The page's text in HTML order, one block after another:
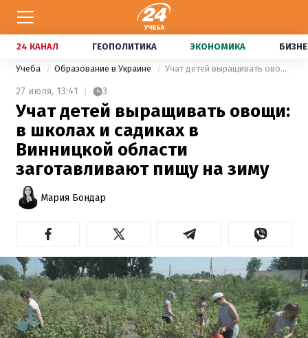
24 КАНАЛ ГЕОПОЛИТИКА ЭКОНОМИКА
Учеба Образование в Украине Учат детей выращивать овощи: в школах и садиках в Винницкой области заготавливают пищу на зиму
27 июля, 13:41 3
Учат детей выращивать овощи:
в школах и садиках в
Винницкой области
заготавливают пищу на зиму
Мария Бондар